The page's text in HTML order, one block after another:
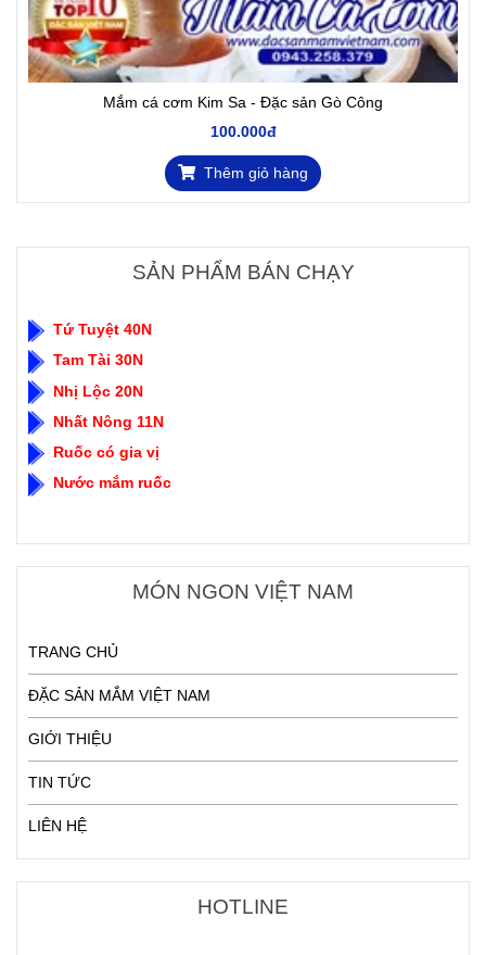
Mắm cá cơm Kim Sa - Đặc sản Gò Công
100.000đ
Thêm giỏ hàng
SẢN PHẨM BÁN CHẠY
Tứ Tuyệt 40N
Tam Tài 30N
Nhị Lộc 20N
Nhất Nông 11N
Ruốc có gia vị
Nước mắm ruốc
MÓN NGON VIỆT NAM
TRANG CHỦ
ĐẶC SẢN MẮM VIỆT NAM
GIỚI THIỆU
TIN TỨC
LIÊN HỆ
HOTLINE